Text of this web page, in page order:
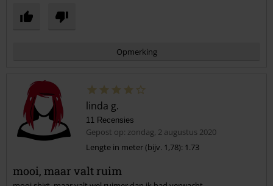
Opmerking
Commentaar versturen
linda g.
11 Recensies
Gepost op: zondag, 2 augustus 2020
Lengte in meter (bijv. 1,78): 1.73
mooi, maar valt ruim